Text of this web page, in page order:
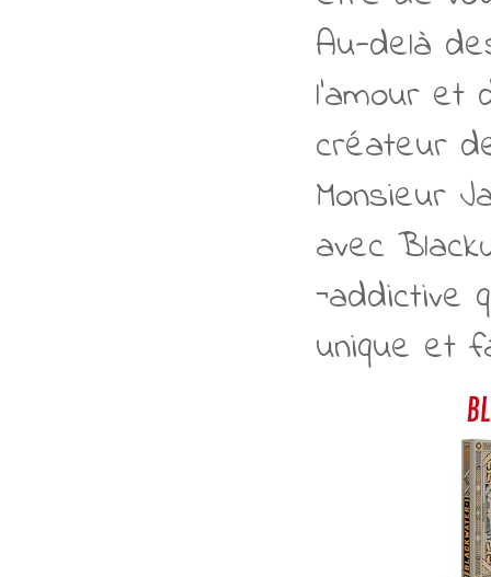
Au-delà
l'amour et
créateur
Monsieur
avec
¬addictive
unique et